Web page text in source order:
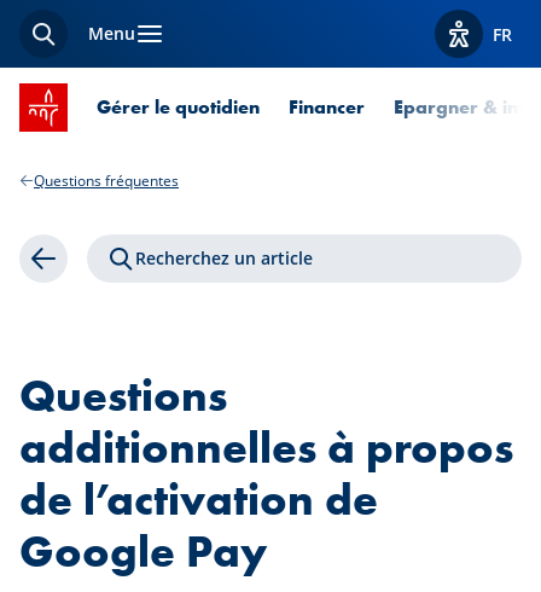
Recherche
Menu Afficher
FR
Accueil SPUERKEESS
Gérer le quotidien Financer Epargner &
Questions fréquentes
Retour Recherchez un article
Questions
additionnelles à propos
de l’activation de
Google Pay